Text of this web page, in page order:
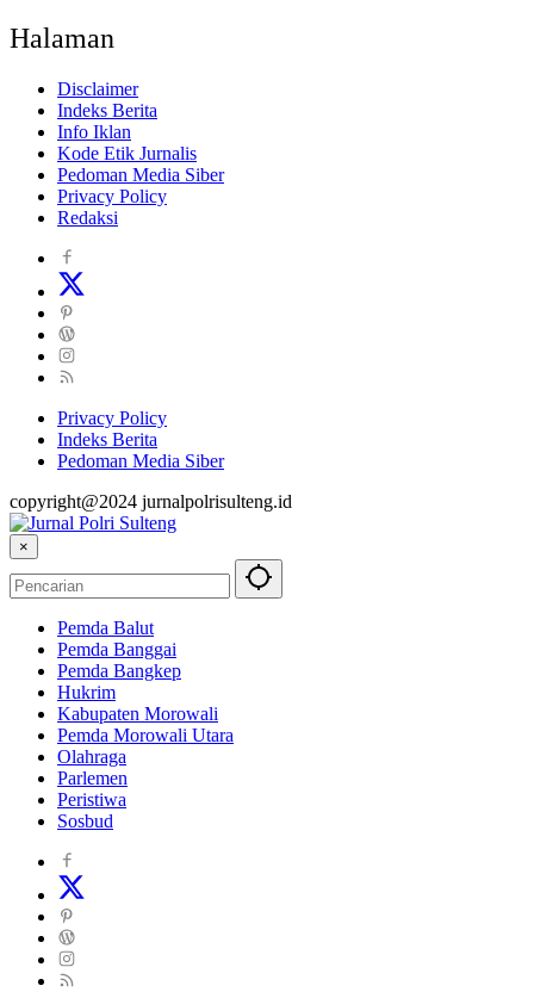
Halaman
Disclaimer
Indeks Berita
Info Iklan
Kode Etik Jurnalis
Pedoman Media Siber
Privacy Policy
Redaksi
Privacy Policy
Indeks Berita
Pedoman Media Siber
copyright@2024 jurnalpolrisulteng.id
×
Pemda Balut
Pemda Banggai
Pemda Bangkep
Hukrim
Kabupaten Morowali
Pemda Morowali Utara
Olahraga
Parlemen
Peristiwa
Sosbud